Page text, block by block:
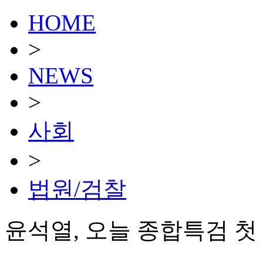
HOME
>
NEWS
>
사회
>
법원/검찰
윤석열, 오늘 종합특검